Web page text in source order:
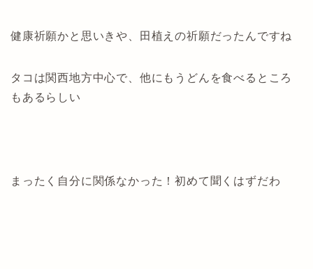
健康祈願かと思いきや、田植えの祈願だったんですね
タコは関西地方中心で、他にもうどんを食べるところ
もあるらしい
まったく自分に関係なかった！初めて聞くはずだわ